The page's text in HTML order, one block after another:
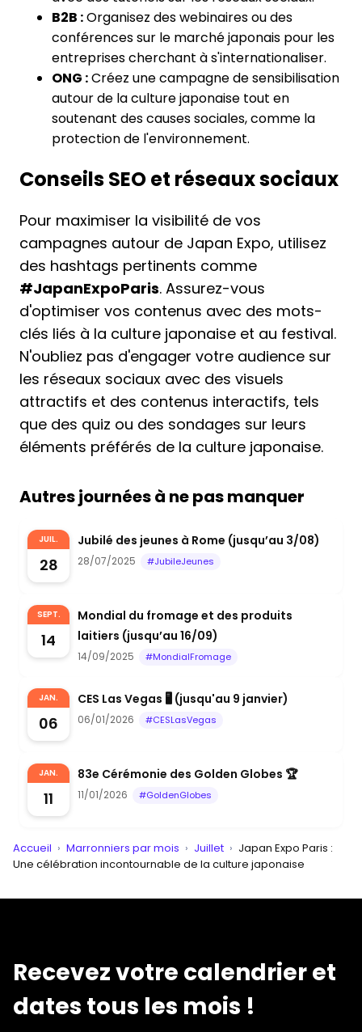
B2B :Organisez des webinaires ou des
conférences sur le marché japonais pour les
entreprises cherchant à s'internationaliser.
ONG :Créez une campagne de sensibilisation
autour de la culture japonaise tout en
soutenant des causes sociales, comme la
protection de l'environnement.
Conseils SEO et réseaux sociaux
Pour maximiser la visibilité de vos
campagnes autour de Japan Expo, utilisez
des hashtags pertinents comme
#JapanExpoParis. Assurez-vous
d'optimiser vos contenus avec des mots-
clés liés à la culture japonaise et au festival.
N'oubliez pas d'engager votre audience sur
les réseaux sociaux avec des visuels
attractifs et des contenus interactifs, tels
que des quiz ou des sondages sur leurs
éléments préférés de la culture japonaise.
Autres journées à ne pas manquer
JUIL.
28
Jubilé des jeunes à Rome (jusqu’au 3/08)
28/07/2025 #JubileJeunes
SEPT.
14
Mondial du fromage et des produits
laitiers (jusqu’au 16/09)
14/09/2025 #MondialFromage
JAN.
06
CES Las Vegas 🖥️ (jusqu'au 9 janvier)
06/01/2026 #CESLasVegas
JAN.
11
83e Cérémonie des Golden Globes 🏆
11/01/2026 #GoldenGlobes
Accueil › Marronniers par mois › Juillet › Japan Expo Paris :
Une célébration incontournable de la culture japonaise
Recevez votre calendrier et
dates tous les mois !